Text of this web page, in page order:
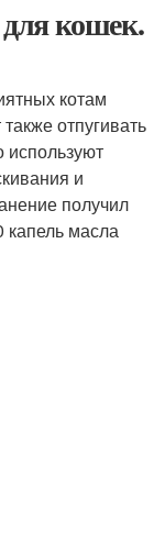
кошек.
котам
отпугивать
и
получил
капель масла